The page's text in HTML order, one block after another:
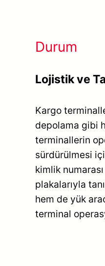
Durum
Lojistik ve
Kargo
depolama gibi
terminallerin
sürdürülmesi
kimlik
plakalarıyla
hem de yük
terminal